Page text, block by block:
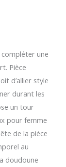
une
Pièce
d’allier style
durant les
un tour
pour femme
de la pièce
au
doudoune